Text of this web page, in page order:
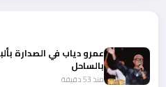
عمرو دياب في الصدارة
بالساحل
منذ 53 دقيقة